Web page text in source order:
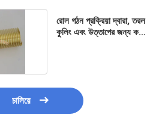
রোল গঠন প্রক্রিয়া দ্বারা, তরল
কুলিং এবং উত্তাপের জন্য কপার
চালিয়ে